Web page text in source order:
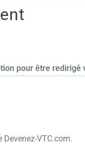
pour être redirigé
Devenez-VTC.com.